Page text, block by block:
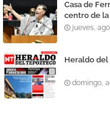
Casa de
centro de
jueves,
Heraldo del
domingo,